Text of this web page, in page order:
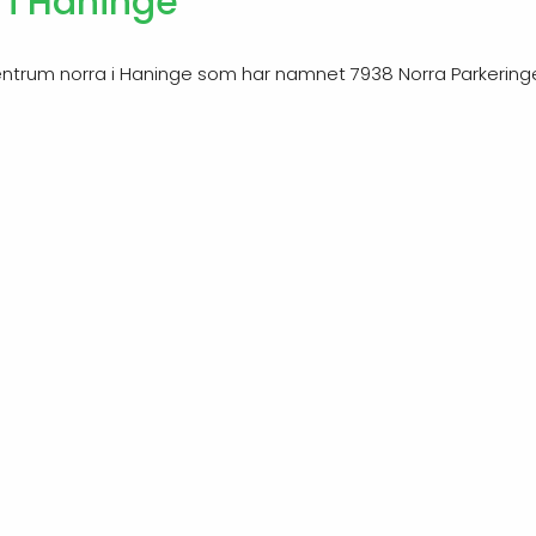
norra i Haninge som har namnet 7938 Norra